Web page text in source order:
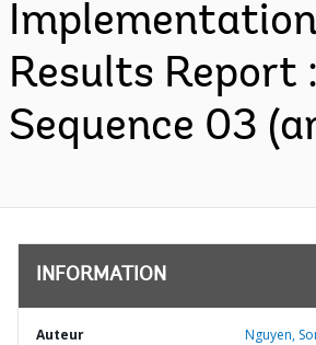
Results Report :
Sequence 03
INFORMATION
Auteur Nguyen,